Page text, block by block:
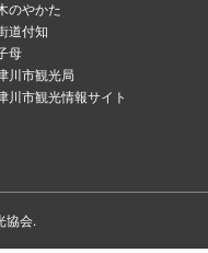
のやかた
道付知
母
川市観光局
川市観光情報サイト
協会.